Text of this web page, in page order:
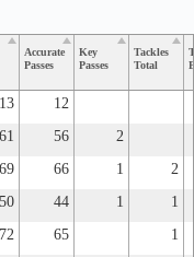
Accurate
Passes
Key
Passes
Tackles
Total
13
12
61 56
2
69 66 1
2
50 44 1
1
72 65
1